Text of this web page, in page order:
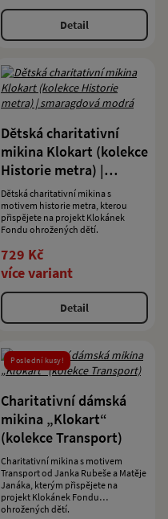
Detail
Dětská charitativní
mikina Klokart (kolekce
Historie metra) |
smaragdová modrá
Dětská charitativní mikina s
motivem historie metra, kterou
přispějete na projekt Klokánek
Fondu ohrožených dětí.
729 Kč
více variant
Detail
Poslední kusy!
Charitativní dámská
mikina „Klokart“
(kolekce Transport)
Charitativní mikina s motivem
Transport od Janka Rubeše a Matěje
Janáka, kterým přispějete na
projekt Klokánek Fondu
ohrožených dětí.